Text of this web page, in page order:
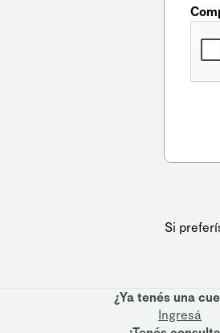
Si
¿Ya tenés una
Ingresá